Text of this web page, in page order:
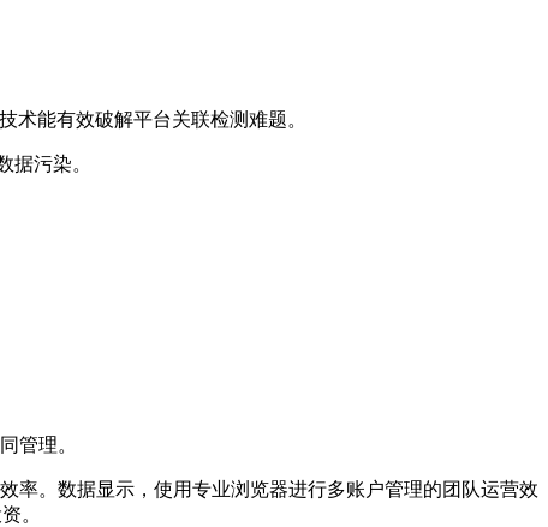
能有效破解平台关联检测难题。
污染。
管理。
。数据显示，使用专业浏览器进行多账户管理的团队运营效
。